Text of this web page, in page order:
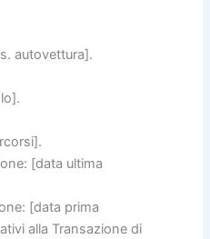
autovettura].
[data ultima
[data prima
alla Transazione di